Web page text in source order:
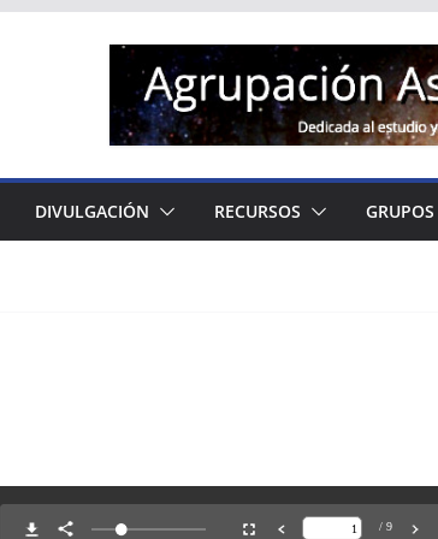
DIVULGACIÓN RECURSOS GRUPOS